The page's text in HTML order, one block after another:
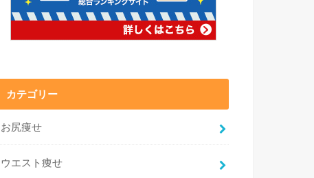
カテゴリー
お尻痩せ
ウエスト痩せ